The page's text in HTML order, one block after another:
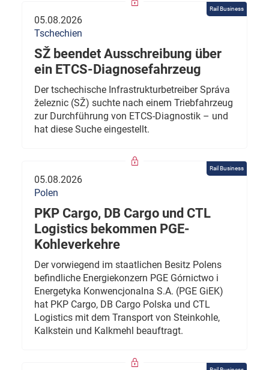
Rail Business
05.08.2026
Tschechien
SŽ beendet Ausschreibung über
ein ETCS-Diagnosefahrzeug
Der tschechische Infrastrukturbetreiber Správa
železnic (SŽ) suchte nach einem Triebfahrzeug
zur Durchführung von ETCS-Diagnostik – und
hat diese Suche eingestellt.
Rail Business
05.08.2026
Polen
PKP Cargo, DB Cargo und CTL
Logistics bekommen PGE-
Kohleverkehre
Der vorwiegend im staatlichen Besitz Polens
befindliche Energiekonzern PGE Górnictwo i
Energetyka Konwencjonalna S.A. (PGE GiEK)
hat PKP Cargo, DB Cargo Polska und CTL
Logistics mit dem Transport von Steinkohle,
Kalkstein und Kalkmehl beauftragt.